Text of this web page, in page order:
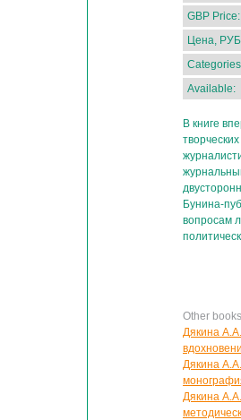
GBP Price:
Цена,
Available:
В книге
Бунина-
вопросам
Other
Дякина
Дякина
Дякина